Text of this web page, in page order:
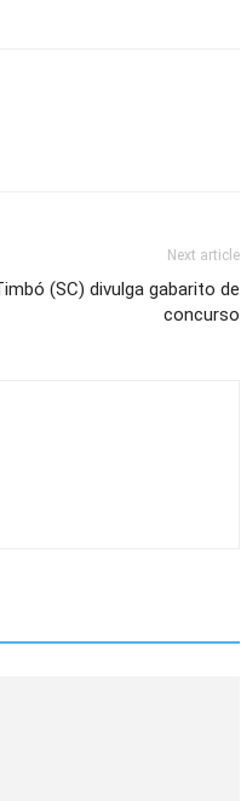
Next article
(SC) divulga gabarito de
concurso